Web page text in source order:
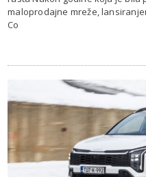
maloprodajne mreže,
Co